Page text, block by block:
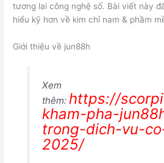
tương lai công nghệ số. Bài viết này
hiểu kỹ hơn về kim chỉ nam & phầm
Giới thiệu về jun88h
Xem
thêm: https://
kham-pha-
trong-dich-vu-
2025/